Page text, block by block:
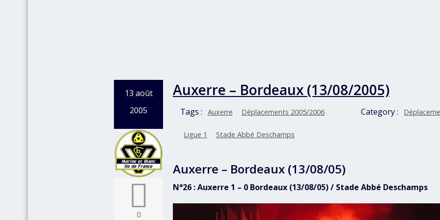
13 août
2005
0
Auxerre – Bordeaux (13/08/2005)
Tags : Auxerre Déplacements 2005/2006
Ligue 1 Stade Abbé Deschamps
Category :
Auxerre – Bordeaux (13/08/05)
N°26 : Auxerre 1 – 0 Bordeaux (13/08/05) / Stade Abbé Deschamps